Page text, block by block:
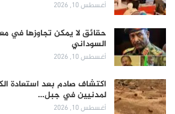
أغسطس 10, 2026
حقائق لا يمكن تجاوزها في
السوداني
أغسطس 10, 2026
اكتشاف صادم بعد استعادة
لمدنيين في جبل…
أغسطس 10, 2026